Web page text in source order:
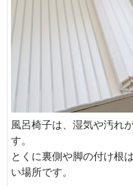
風呂椅子は、湿気や汚れ
す。
とくに裏側や脚の付け根
い場所です。